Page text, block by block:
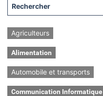
Agriculteurs
Alimentation
Automobile et transports
Communication Informatique